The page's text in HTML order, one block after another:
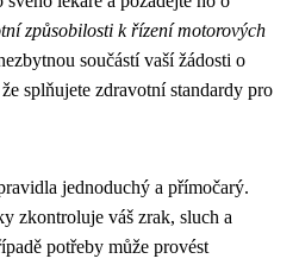
způsobilosti k řízení motorových
součástí vaší žádosti o
splňujete zdravotní standardy pro
jednoduchý a přímočarý.
zkontroluje váš zrak, sluch a
potřeby může provést